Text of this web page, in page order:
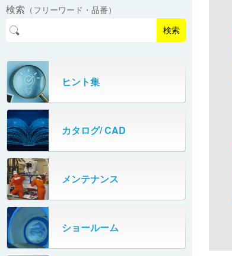
PHC80L
ガントレーパレタイザ
PHC350・PHC330
PZC150・PZC110
DHC350
667
パーフェクトベヤー® / PV（スチール
製）
パーフェクトベヤー® / AP（アルミ
タテコン® / TC
オリプナー
高速転換機
スタッカ&アンスタッカ
米袋自動投入装置
フローラック自動補充装置
牛乳パック自動投入装置
ターンコンベヤ
マルチレーンダイバータ®
検索 （フリーワード・品番）
検索
ヒント集
カタログ/ CAD
メンテナンス
ショールーム